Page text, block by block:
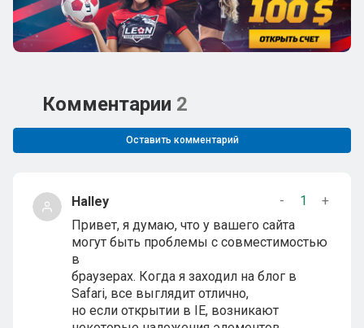
Комментарии 2
Оставить комментарий
Halley - 1
+
Привет, я думаю, что у вашего сайта
могут быть проблемы с совместимостью
в
браузерах. Когда я заходил на блог в
Safari, все выглядит отлично,
но если открытии в IE, возникают